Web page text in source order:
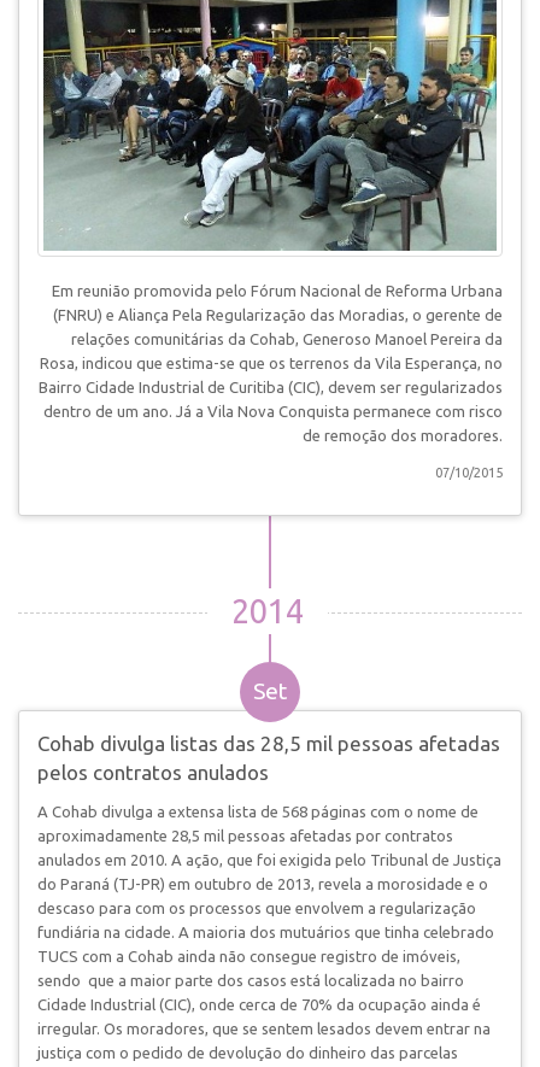
Em reunião promovida pelo Fórum Nacional de Reforma Urbana
(FNRU) e Aliança Pela Regularização das Moradias, o gerente de
relações comunitárias da Cohab, Generoso Manoel Pereira da
Rosa, indicou que estima-se que os terrenos da Vila Esperança, no
Bairro Cidade Industrial de Curitiba (CIC), devem ser regularizados
dentro de um ano. Já a Vila Nova Conquista permanece com risco
de remoção dos moradores.
07/10/2015
2014
Set
Cohab divulga listas das 28,5 mil pessoas afetadas
pelos contratos anulados
A Cohab divulga a extensa lista de 568 páginas com o nome de
aproximadamente 28,5 mil pessoas afetadas por contratos
anulados em 2010. A ação, que foi exigida pelo Tribunal de Justiça
do Paraná (TJ-PR) em outubro de 2013, revela a morosidade e o
descaso para com os processos que envolvem a regularização
fundiária na cidade. A maioria dos mutuários que tinha celebrado
TUCS com a Cohab ainda não consegue registro de imóveis,
sendo que a maior parte dos casos está localizada no bairro
Cidade Industrial (CIC), onde cerca de 70% da ocupação ainda é
irregular. Os moradores, que se sentem lesados devem entrar na
justiça com o pedido de devolução do dinheiro das parcelas